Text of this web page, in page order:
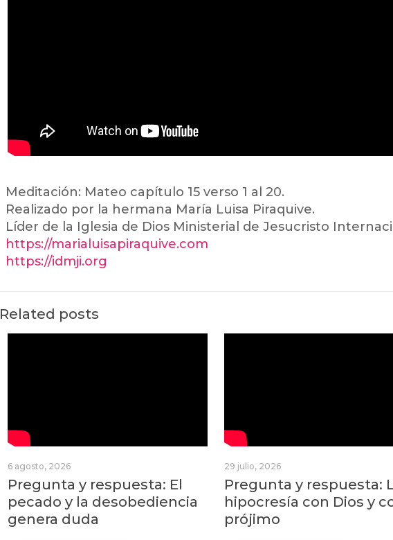
Meditación: Mateo capítulo 15 verso 1 al 20.
Realizado por la hermana María Luisa Piraquive.
Líder de la Iglesia de Dios Ministerial de Jesucristo
https://marialuisapiraquive.com
https://idmji.org
Related posts
6 agosto, 2026
Pregunta y respuesta: El
pecado y la desobediencia
genera duda
29 julio, 2026
Pregunta y respuesta:
hipocresía con Dios y
prójimo